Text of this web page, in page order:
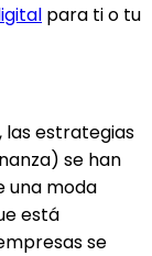
para ti o tu
las estrategias
se han
una moda
está
se